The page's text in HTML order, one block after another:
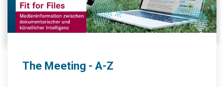
The Meeting - A-Z